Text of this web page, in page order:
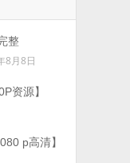
整
8月8日
资源】
p高清】